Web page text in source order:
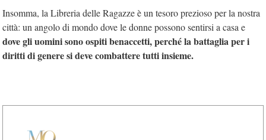
Insomma, la Libreria delle Ragazze è un tesoro prezioso per la nostra
città: un angolo di mondo dove le donne possono sentirsi a casa e
dove gli uomini sono ospiti benaccetti, perché la battaglia per i
diritti di genere si deve combattere tutti insieme.